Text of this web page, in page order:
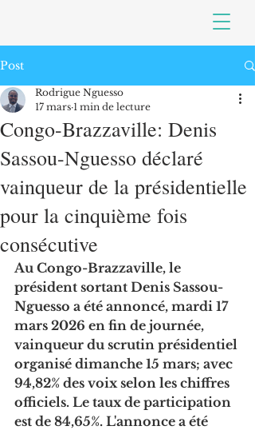
Post
Congo-Brazzaville: Denis
Sassou-Nguesso déclaré
vainqueur de la présidentielle
pour la cinquième fois
consécutive
Rodrigue Nguesso
17 mars 1 min de lecture
Au Congo-Brazzaville, le
président sortant Denis Sassou-
Nguesso a été annoncé, mardi 17
mars 2026 en fin de journée,
vainqueur du scrutin présidentiel
organisé dimanche 15 mars; avec
94,82% des voix selon les chiffres
officiels. Le taux de participation
est de 84,65%. L'annonce a été